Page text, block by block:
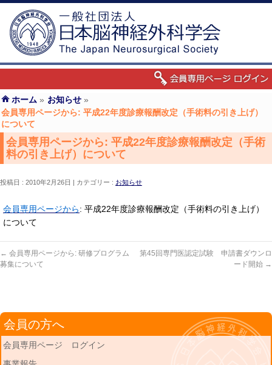
ホーム » お知らせ »
会員専用ページから: 平成22年度診療報酬改定（手術料の引き上げ）
について
会員専用ページから: 平成22年度診療報酬改定（手術
料の引き上げ）について
投稿日 : 2010年2月26日 カテゴリー : お知らせ
会員専用ページから: 平成22年度診療報酬改定（手術料の引き上げ）
について
← 会員専用ページから: 研修プログラム
募集について
第45回専門医認定試験 申請書ダウンロ
ード開始 →
会員の方へ
会員専用ページ ログイン